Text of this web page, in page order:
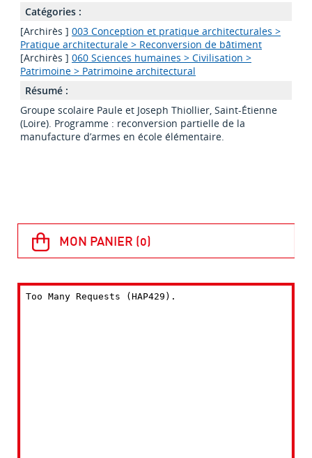
Catégories :
[Archirès ] 003 Conception et pratique architecturales >
Pratique architecturale > Reconversion de bâtiment
[Archirès ] 060 Sciences humaines > Civilisation >
Patrimoine > Patrimoine architectural
Résumé :
Groupe scolaire Paule et Joseph Thiollier, Saint-Étienne
(Loire). Programme : reconversion partielle de la
manufacture d’armes en école élémentaire.